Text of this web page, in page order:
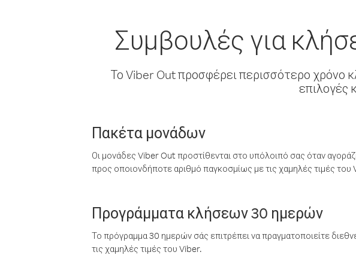
Συμβουλές για
Το Viber Out προσφέρει περισσότερο χρόνο
Πακέτα μονάδων
Οι μονάδες Viber Out προστίθενται στο υπόλοιπό σας όταν
προς οποιονδήποτε αριθμό παγκοσμίως με τις χαμηλές τιμές του
Προγράμματα κλήσεων 30 ημερών
Το πρόγραμμα 30 ημερών σάς επιτρέπει να πραγματοποιείτε
τις χαμηλές τιμές του Viber.